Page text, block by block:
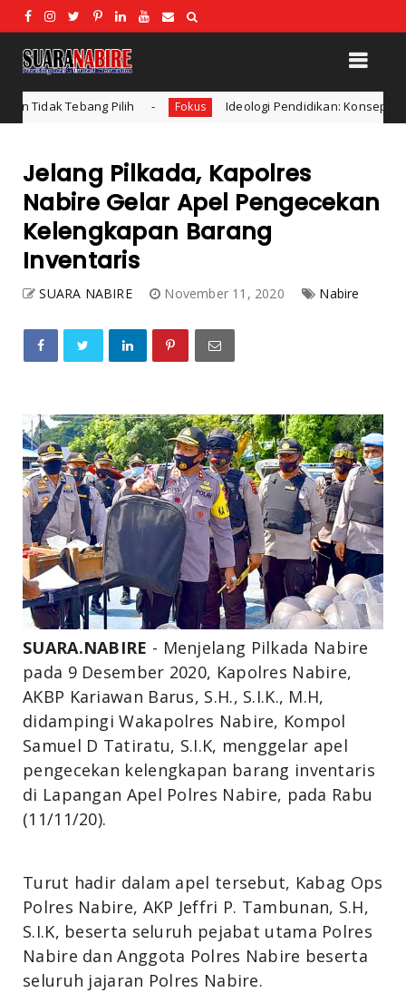
Fokus Ideologi Pendidikan: Konsep dan Bentuk Ideologi dalam
Jelang Pilkada, Kapolres
Nabire Gelar Apel Pengecekan
Kelengkapan Barang
Inventaris
SUARA NABIRE November 11, 2020 Nabire
SUARA.NABIRE - Menjelang Pilkada Nabire
pada 9 Desember 2020, Kapolres Nabire,
AKBP Kariawan Barus, S.H., S.I.K., M.H,
didampingi Wakapolres Nabire, Kompol
Samuel D Tatiratu, S.I.K, menggelar apel
pengecekan kelengkapan barang inventaris
di Lapangan Apel Polres Nabire, pada Rabu
(11/11/20).
Turut hadir dalam apel tersebut, Kabag Ops
Polres Nabire, AKP Jeffri P. Tambunan, S.H,
S.I.K, beserta seluruh pejabat utama Polres
Nabire dan Anggota Polres Nabire beserta
seluruh jajaran Polres Nabire.